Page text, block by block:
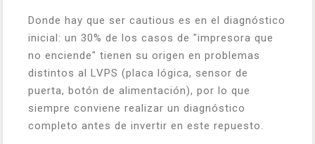
Donde hay que ser cautious es en el diagnóstico
inicial: un 30% de los casos de "impresora que
no enciende" tienen su origen en problemas
distintos al LVPS (placa lógica, sensor de
puerta, botón de alimentación), por lo que
siempre conviene realizar un diagnóstico
completo antes de invertir en este repuesto.